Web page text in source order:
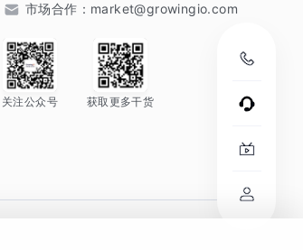
市场合作： market@growingio.com
关注公众号 获取更多干货